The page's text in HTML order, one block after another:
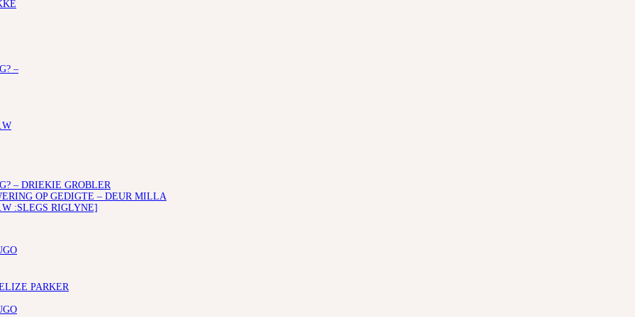
–
– DRIEKIE GROBLER
OP GEDIGTE – DEUR MILLA
:SLEGS RIGLYNE]
PARKER